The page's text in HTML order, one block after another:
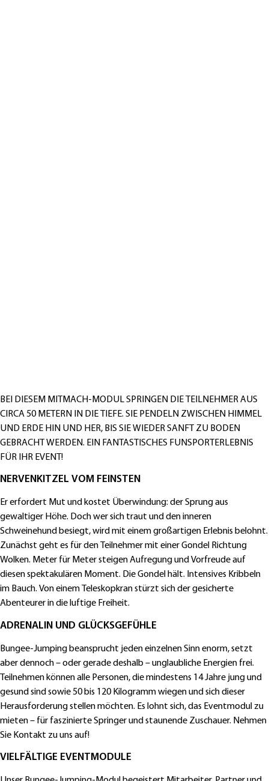
BEI DIESEM MITMACH-MODUL SPRINGEN DIE TEILNEHMER AUS
CIRCA 50 METERN IN DIE TIEFE. SIE PENDELN ZWISCHEN HIMMEL
UND ERDE HIN UND HER, BIS SIE WIEDER SANFT ZU BODEN
GEBRACHT WERDEN. EIN FANTASTISCHES FUNSPORTERLEBNIS
FÜR IHR EVENT!
NERVENKITZEL VOM FEINSTEN
Er erfordert Mut und kostet Überwindung: der Sprung aus
gewaltiger Höhe. Doch wer sich traut und den inneren
Schweinehund besiegt, wird mit einem großartigen Erlebnis belohnt.
Zunächst geht es für den Teilnehmer mit einer Gondel Richtung
Wolken. Meter für Meter steigen Aufregung und Vorfreude auf
diesen spektakulären Moment. Die Gondel hält. Intensives Kribbeln
im Bauch. Von einem Teleskopkran stürzt sich der gesicherte
Abenteurer in die luftige Freiheit.
ADRENALIN UND GLÜCKSGEFÜHLE
Bungee-Jumping beansprucht jeden einzelnen Sinn enorm, setzt
aber dennoch – oder gerade deshalb – unglaubliche Energien frei.
Teilnehmen können alle Personen, die mindestens 14 Jahre jung und
gesund sind sowie 50 bis 120 Kilogramm wiegen und sich dieser
Herausforderung stellen möchten. Es lohnt sich, das Eventmodul zu
mieten – für faszinierte Springer und staunende Zuschauer. Nehmen
Sie Kontakt zu uns auf!
VIELFÄLTIGE EVENTMODULE